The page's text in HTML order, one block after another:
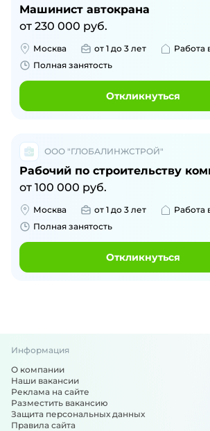
Машинист автокрана
от 230 000 руб.
Москва от 1 до 3 лет
Работа
Полная занятость
Откликнуться
ООО "ГЛОБАЛИНЖСТРОЙ"
Рабочий по строительству
от 100 000 руб.
Москва от 1 до 3 лет
Работа
Полная занятость
Откликнуться
Информация
О компании
Наши вакансии
Реклама на сайте
Разместить вакансию
Защита персональных данных
Правила сайта